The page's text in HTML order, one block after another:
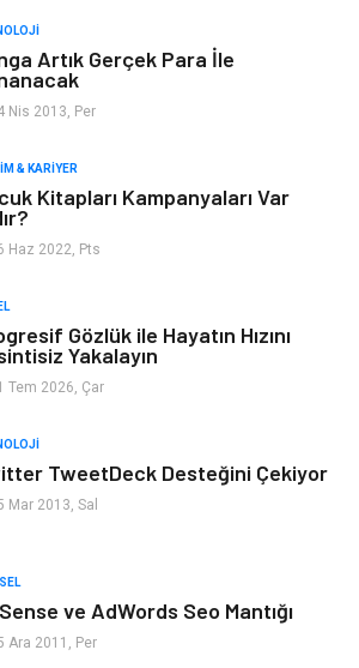
Bebek Giyim
Algoritma
Kültür
Artık Gerçek Para İle
Nis 2013, Per
& KARIYER
Kitapları Kampanyaları Var
Haz 2022, Pts
Gözlük ile Hayatın Hızını
Yakalayın
Tem 2026, Çar
TweetDeck Desteğini Çekiyor
Mar 2013, Sal
ve AdWords Seo Mantığı
Ara 2011, Per